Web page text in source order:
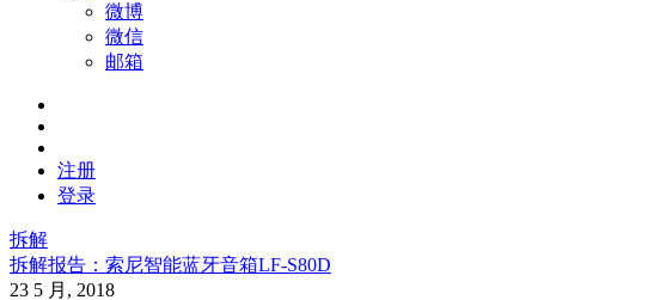
微博
微信
邮箱
注册
登录
拆解
拆解报告：索尼智能蓝牙音箱LF-S80D
23 5 月, 2018